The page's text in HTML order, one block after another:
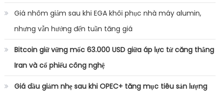
Giá nhôm giảm sau khi EGA khôi phục nhà máy alumin,
nhưng vẫn hướng đến tuần tăng giá
Bitcoin giữ vững mốc 63.000 USD giữa áp lực từ căng thẳng
Iran và cổ phiếu công nghệ
Giá dầu giảm nhẹ sau khi OPEC+ tăng mục tiêu sản lượng